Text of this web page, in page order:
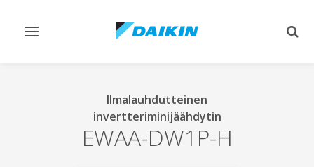
Vaihda
Ilmalauhdutteinen
invertteriminijäähdytin
EWAA-DW1P-H